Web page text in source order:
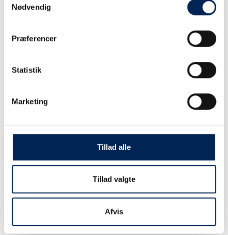
Nødvendig
Præferencer
Statistik
Marketing
Tillad alle
Tillad valgte
Afvis
tjekke vores hjemmeside eller ringe til os.